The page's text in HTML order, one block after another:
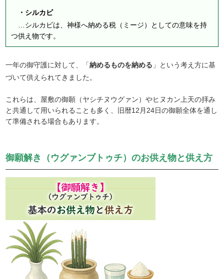
・シルカビ
…シルカビは、神様へ納める税（ミージ）としての意味を持
つ供え物です。
一年の御守護に対して、「納めるものを納める 」という考え方に基
づいて供えられてきました。
これらは、屋敷の御願（ヤシチヌウグァン）やヒヌカン上天の拝み
と共通して用いられることも多く、旧暦12月24日の御願全体を通し
て準備される場合もあります。
御願解き（ウグァンブトゥチ）のお供え物と供え方